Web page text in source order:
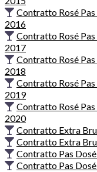
Contratto Rosé
2016
Contratto Rosé
2017
Contratto Rosé
2018
Contratto Rosé
2019
Contratto Rosé
2020
Contratto Extra
Contratto Extra
Contratto Pas
Contratto Pas Dosé